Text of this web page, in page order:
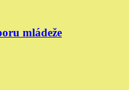
mládeže